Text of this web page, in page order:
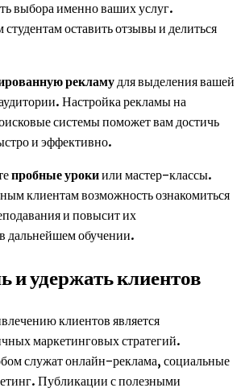
выбора именно ваших услуг.
оставить отзывы и делиться
рекламу для выделения вашей
Настройка рекламы на
системы поможет вам достичь
и эффективно.
пробные урокиили мастер-классы.
клиентам возможность ознакомиться
и повысит их
дальнейшем обучении.
и удержать клиентов
клиентов является
маркетинговых стратегий.
служат онлайн-реклама, социальные
Публикации с полезными